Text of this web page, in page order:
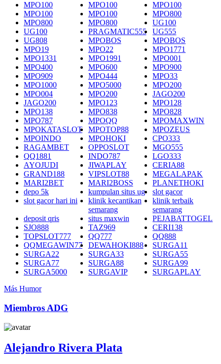
MPO100 MPO100
MPO100
MPO100
MPO100
MPO800
MPO800
MPO800
UG100
UG100
PRAGMATIC555
UG555
UG808
MPOBOS
MPOBOS
MPO19
MPO22
MPO1771
MPO1331
MPO1991
MPO001
MPO400
MPO600
MPO900
MPO909
MPO444
MPO33
MPO1000
MPO5000
MPO200
MPO004
MPO200
JAGO200
JAGO200
MPO123
MPO128
MPO138
MPO838
MPO828
MPO787
MPOQQ
MPOMAXWIN
MPOKATASLOT
MPOTOP88
MPOZEUS
MPOINDO
MPOHOKI
CPO333
RAGAMBET
OPPOSLOT
MGO555
QQ1881
INDO787
LGO333
AYOJUDI
JIWAPLAY
CERIA88
GRAND188
VIPSLOT88
MEGALAPAK
MARI2BET
MARI2BOSS
PLANETHOKI
depo 5k
kumpulan situs ug
slot gacor
slot gacor hari ini
klinik kecantikan
semarang
klinik terbaik
semarang
deposit qris
situs maxwin
PEJABATTOGEL
SJO888
TAZ969
CERI138
TOPSLOT777
QQ777
QQ888
QQMEGAWIN77
DEWAHOKI888
SURGA11
SURGA22
SURGA33
SURGA55
SURGA77
SURGA88
SURGA99
SURGA5000
SURGAVIP
SURGAPLAY
Más Humor
Miembros ADG
Alejandro Rivera Plata